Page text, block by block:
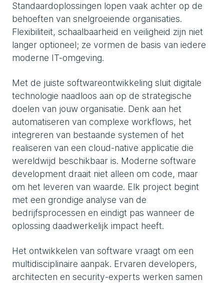
Standaardoplossingen lopen vaak achter op de
behoeften van snelgroeiende organisaties.
Flexibiliteit, schaalbaarheid en veiligheid zijn niet
langer optioneel; ze vormen de basis van iedere
moderne IT-omgeving.
Met de juiste softwareontwikkeling sluit digitale
technologie naadloos aan op de strategische
doelen van jouw organisatie. Denk aan het
automatiseren van complexe workflows, het
integreren van bestaande systemen of het
realiseren van een cloud-native applicatie die
wereldwijd beschikbaar is. Moderne software
development draait niet alleen om code, maar
om het leveren van waarde. Elk project begint
met een grondige analyse van de
bedrijfsprocessen en eindigt pas wanneer de
oplossing daadwerkelijk impact heeft.
Het ontwikkelen van software vraagt om een
multidisciplinaire aanpak. Ervaren developers,
architecten en security-experts werken samen